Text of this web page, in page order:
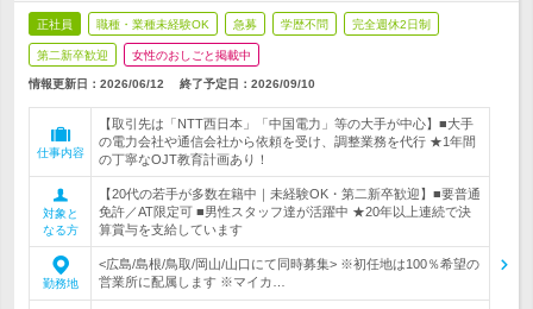
正社員 職種・業種未経験OK 急募 学歴不問 完全週休2日制
第二新卒歓迎 女性のおしごと掲載中
情報更新日：2026/06/12 終了予定日： 2026/09/10
仕事内容
【取引先は「NTT西日本」「中国電力」等の大手が中心】■大手
の電力会社や通信会社から依頼を受け、調整業務を代行 ★1年間
の丁寧なOJT教育計画あり！
対象と
なる方
【20代の若手が多数在籍中｜未経験OK・第二新卒歓迎】■要普通
免許／AT限定可 ■男性スタッフ達が活躍中 ★20年以上連続で決
算賞与を支給しています
勤務地
<広島/島根/鳥取/岡山/山口にて同時募集> ※初任地は100％希望の
営業所に配属します ※マイカ…